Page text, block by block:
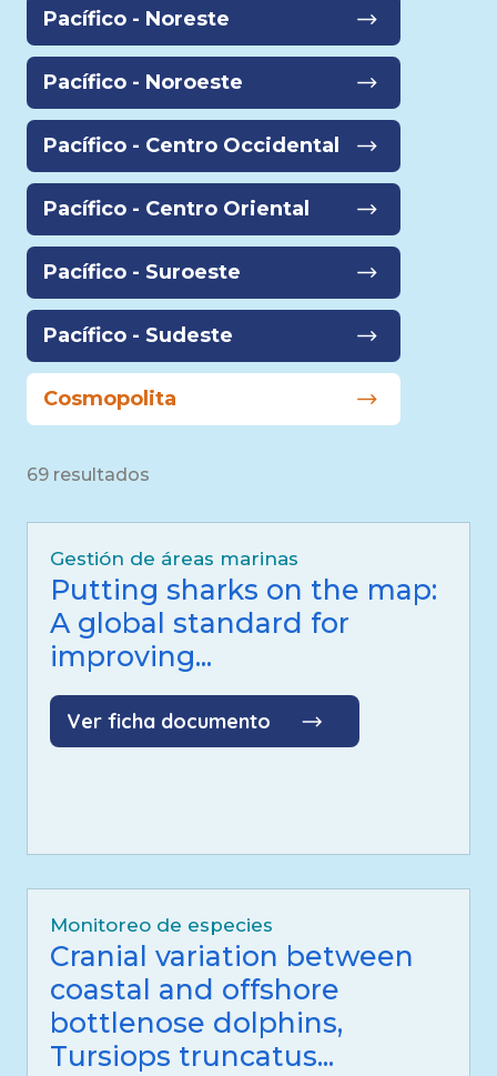
Pacífico - Noreste
Pacífico - Noroeste
Pacífico - Centro Occidental
Pacífico - Centro Oriental
Pacífico - Suroeste
Pacífico - Sudeste
Cosmopolita
69 resultados
Gestión de áreas marinas
Putting sharks on the map:
A global standard for
improving...
Ver ficha documento
Monitoreo de especies
Cranial variation between
coastal and offshore
bottlenose dolphins,
Tursiops truncatus...